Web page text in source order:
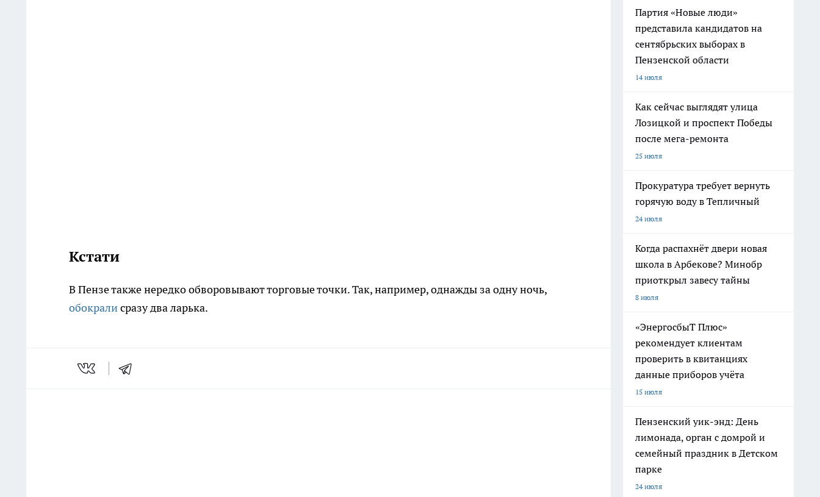
Кстати
В Пензе также нередко обворовывают торговые точки. Так, например, однажды за одну ночь,
обокралисразу два ларька.
Партия «Новые люди»
представила кандидатов на
сентябрьских выборах в
Пензенской области
14 июля
Как сейчас выглядят улица
Лозицкой и проспект Победы
после мега-ремонта
25 июля
Прокуратура требует вернуть
горячую воду в Тепличный
24 июля
Когда распахнёт двери новая
школа в Арбекове? Минобр
приоткрыл завесу тайны
8 июля
«ЭнергосбыТ Плюс»
рекомендует клиентам
проверить в квитанциях
данные приборов учёта
15 июля
Пензенский уик-энд: День
лимонада, орган с домрой и
семейный праздник в Детском
парке
24 июля